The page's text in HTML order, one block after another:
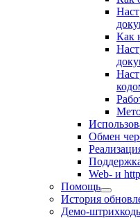
Как
Обмен
Web- и
Помощь
История
Демо-